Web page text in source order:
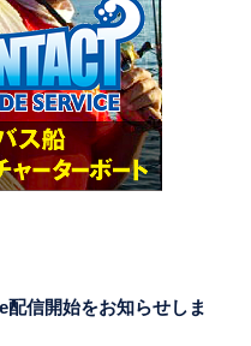
配信開始をお知らせしま